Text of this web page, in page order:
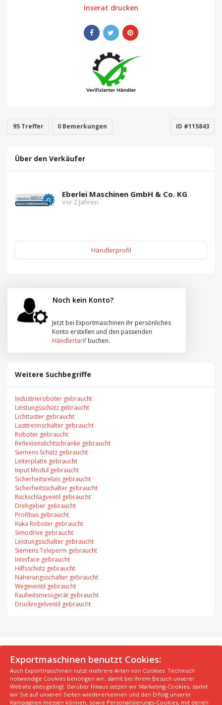
Inserat drucken
95 Treffer 0 Bemerkungen ID #115843
Über den Verkäufer
Eberlei Maschinen GmbH & Co. KG
Vor 2 Jahren
Händlerprofil
Noch kein Konto?
Jetzt bei Exportmaschinen ihr persönliches
Konto erstellen und den passenden
Händlertarif buchen.
Weitere Suchbegriffe
Industrieroboter gebraucht
Leistungsschütz gebraucht
Lichttaster gebraucht
Lasttrennschalter gebraucht
Roboter gebraucht
Reflexionslichtschranke gebraucht
Siemens Schütz gebraucht
Leiterplatte gebraucht
Input Modul gebraucht
Sicherheitsrelais gebraucht
Sicherheitsschalter gebraucht
Rückschlagventil gebraucht
Drehgeber gebraucht
Profibus gebraucht
Kuka Roboter gebraucht
Simodrive gebraucht
Leistungsschalter gebraucht
Siemens Teleperm gebraucht
Interface gebraucht
Hilfsschütz gebraucht
Näherungsschalter gebraucht
Wegeventil gebraucht
Rauheitsmessgerät gebraucht
Druckregelventil gebraucht
© 2026 Exportmaschinen.de
Über uns
AGB Datenschutzerklärung
FAQ
Impressum
Hersteller
Unsere Top Maschinen #1
Unsere Top Maschinen #2
Unsere Top Maschinen #3
Exportmaschinen benutzt Cookies:
Auch Exportmaschinen nutzt mehrere Arten von Cookies: Technisch
notwendige Cookies benötigen wir, damit bei Ihrem Besuch unserer
Website alles gelingt. Darüber hinaus setzen wir Marketing-Cookies, damit
wir Sie auf unseren Seiten wiedererkennen und den Erfolg unserer
Kampagnen messen können, sowie Personalisierungs-Cookies, mit denen